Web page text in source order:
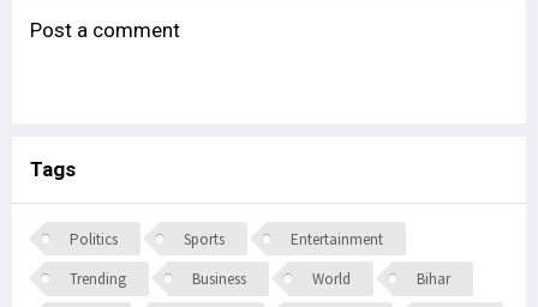
Post a comment
Tags
Politics Sports
Entertainment
Trending
Business World
Bihar